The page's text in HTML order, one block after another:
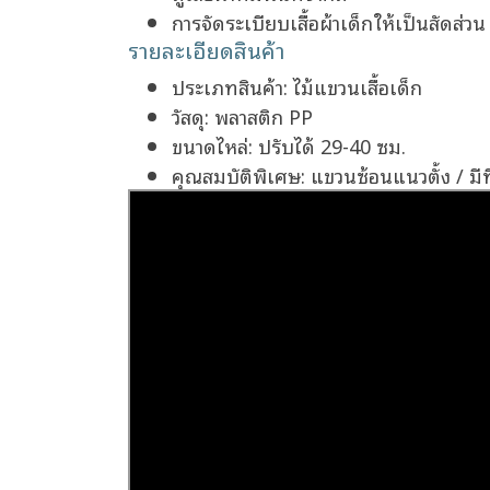
การจัดระเบียบเสื้อผ้าเด็กให้เป็นสัดส่วน
รายละเอียดสินค้า
ประเภทสินค้า: ไม้แขวนเสื้อเด็ก
วัสดุ: พลาสติก PP
ขนาดไหล่: ปรับได้ 29-40 ซม.
คุณสมบัติพิเศษ: แขวนซ้อนแนวตั้ง / มี